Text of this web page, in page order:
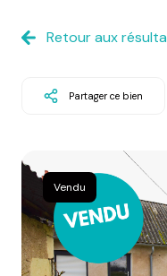
LOCATIONS
AGENCE
Retour aux
Partager ce bien
Vendu